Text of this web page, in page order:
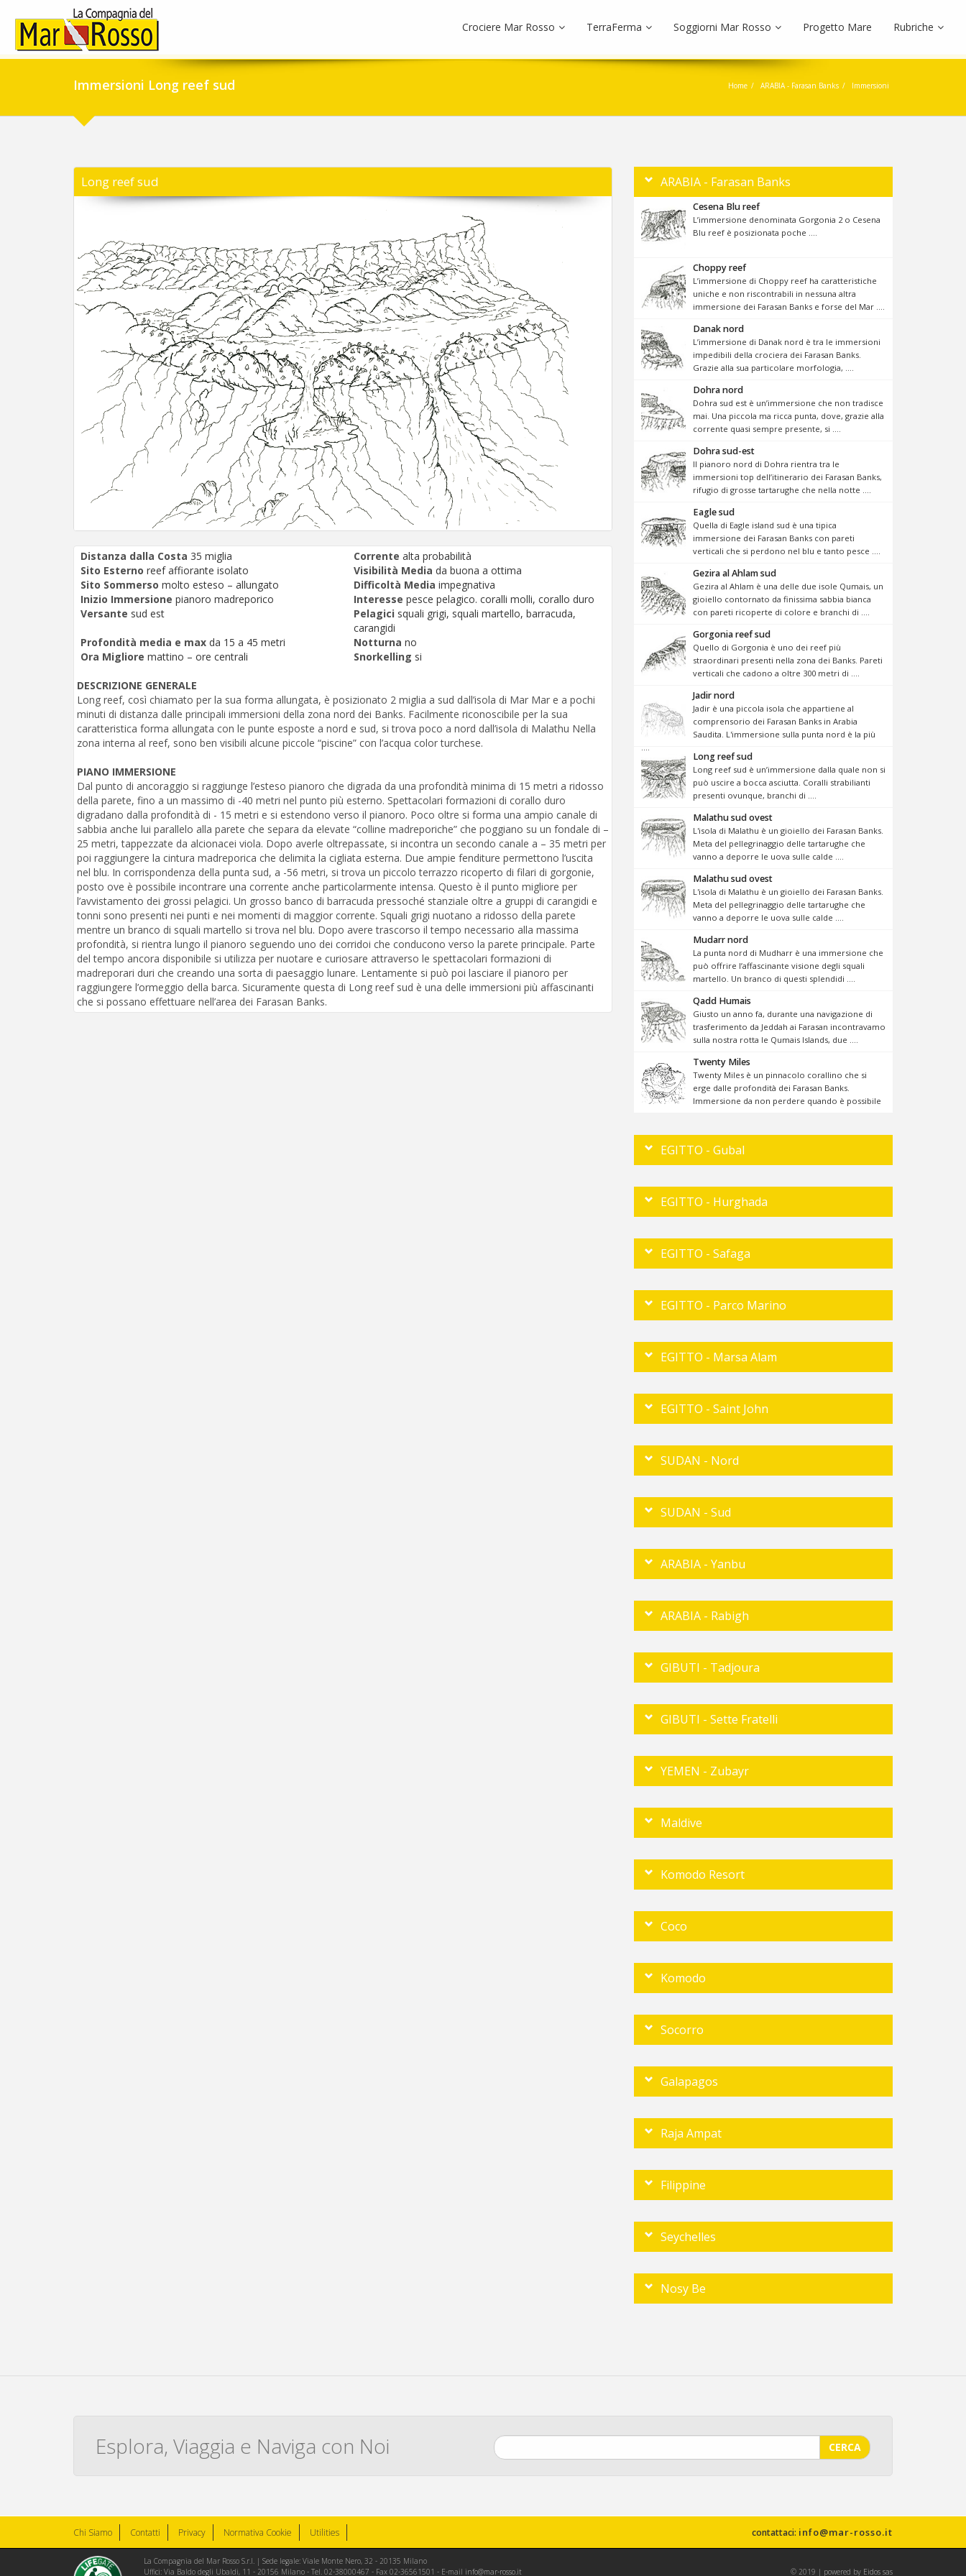
Crociere Mar Rosso TerraFerma Soggiorni Mar Rosso Progetto Mare Rubriche
Immersioni Long reef sud Home ARABIA - Farasan Banks Immersioni
Long reef sud
Distanza dalla Costa 35 miglia Corrente alta probabilità
Sito Esterno reef affiorante isolato Visibilità Media da buona a ottima
Sito Sommerso molto esteso – allungato Difficoltà Media impegnativa
Inizio Immersione pianoro madreporico Interesse pesce pelagico. coralli molli, corallo duro
Versante sud est Pelagici squali grigi, squali martello, barracuda,
carangidi
Profondità media e max da 15 a 45 metri Notturna no
Ora Migliore mattino – ore centrali Snorkelling si
DESCRIZIONE GENERALE
Long reef, così chiamato per la sua forma allungata, è posizionato 2 miglia a sud dall’isola di Mar Mar e a pochi
minuti di distanza dalle principali immersioni della zona nord dei Banks. Facilmente riconoscibile per la sua
caratteristica forma allungata con le punte esposte a nord e sud, si trova poco a nord dall’isola di Malathu Nella
zona interna al reef, sono ben visibili alcune piccole “piscine” con l’acqua color turchese.
PIANO IMMERSIONE
Dal punto di ancoraggio si raggiunge l’esteso pianoro che digrada da una profondità minima di 15 metri a ridosso
della parete, fino a un massimo di -40 metri nel punto più esterno. Spettacolari formazioni di corallo duro
digradano dalla profondità di - 15 metri e si estendono verso il pianoro. Poco oltre si forma una ampio canale di
sabbia anche lui parallelo alla parete che separa da elevate “colline madreporiche” che poggiano su un fondale di –
25 metri, tappezzate da alcionacei viola. Dopo averle oltrepassate, si incontra un secondo canale a – 35 metri per
poi raggiungere la cintura madreporica che delimita la cigliata esterna. Due ampie fenditure permettono l’uscita
nel blu. In corrispondenza della punta sud, a -56 metri, si trova un piccolo terrazzo ricoperto di filari di gorgonie,
posto ove è possibile incontrare una corrente anche particolarmente intensa. Questo è il punto migliore per
l’avvistamento dei grossi pelagici. Un grosso banco di barracuda pressoché stanziale oltre a gruppi di carangidi e
tonni sono presenti nei punti e nei momenti di maggior corrente. Squali grigi nuotano a ridosso della parete
mentre un branco di squali martello si trova nel blu. Dopo avere trascorso il tempo necessario alla massima
profondità, si rientra lungo il pianoro seguendo uno dei corridoi che conducono verso la parete principale. Parte
del tempo ancora disponibile si utilizza per nuotare e curiosare attraverso le spettacolari formazioni di
madreporari duri che creando una sorta di paesaggio lunare. Lentamente si può poi lasciare il pianoro per
raggiungere l’ormeggio della barca. Sicuramente questa di Long reef sud è una delle immersioni più affascinanti
che si possano effettuare nell’area dei Farasan Banks.
ARABIA - Farasan Banks
Cesena Blu reef
L’immersione denominata Gorgonia 2 o Cesena
Blu reef è posizionata poche ....
Choppy reef
L’immersione di Choppy reef ha caratteristiche
uniche e non riscontrabili in nessuna altra
immersione dei Farasan Banks e forse del Mar ....
Danak nord
L’immersione di Danak nord è tra le immersioni
impedibili della crociera dei Farasan Banks.
Grazie alla sua particolare morfologia, ....
Dohra nord
Dohra sud est è un’immersione che non tradisce
mai. Una piccola ma ricca punta, dove, grazie alla
corrente quasi sempre presente, si ....
Dohra sud-est
Il pianoro nord di Dohra rientra tra le
immersioni top dell’itinerario dei Farasan Banks,
rifugio di grosse tartarughe che nella notte ....
Eagle sud
Quella di Eagle island sud è una tipica
immersione dei Farasan Banks con pareti
verticali che si perdono nel blu e tanto pesce ....
Gezira al Ahlam sud
Gezira al Ahlam è una delle due isole Qumais, un
gioiello contornato da finissima sabbia bianca
con pareti ricoperte di colore e branchi di ....
Gorgonia reef sud
Quello di Gorgonia è uno dei reef più
straordinari presenti nella zona dei Banks. Pareti
verticali che cadono a oltre 300 metri di ....
Jadir nord
Jadir è una piccola isola che appartiene al
comprensorio dei Farasan Banks in Arabia
Saudita. L'immersione sulla punta nord è la più
....
Long reef sud
Long reef sud è un’immersione dalla quale non si
può uscire a bocca asciutta. Coralli strabilianti
presenti ovunque, branchi di ....
Malathu sud ovest
L'isola di Malathu è un gioiello dei Farasan Banks.
Meta del pellegrinaggio delle tartarughe che
vanno a deporre le uova sulle calde ....
Malathu sud ovest
L'isola di Malathu è un gioiello dei Farasan Banks.
Meta del pellegrinaggio delle tartarughe che
vanno a deporre le uova sulle calde ....
Mudarr nord
La punta nord di Mudharr è una immersione che
può offrire l’affascinante visione degli squali
martello. Un branco di questi splendidi ....
Qadd Humais
Giusto un anno fa, durante una navigazione di
trasferimento da Jeddah ai Farasan incontravamo
sulla nostra rotta le Qumais Islands, due ....
Twenty Miles
Twenty Miles è un pinnacolo corallino che si
erge dalle profondità dei Farasan Banks.
Immersione da non perdere quando è possibile
EGITTO - Gubal
EGITTO - Hurghada
EGITTO - Safaga
EGITTO - Parco Marino
EGITTO - Marsa Alam
EGITTO - Saint John
SUDAN - Nord
SUDAN - Sud
ARABIA - Yanbu
ARABIA - Rabigh
GIBUTI - Tadjoura
GIBUTI - Sette Fratelli
YEMEN - Zubayr
Maldive
Komodo Resort
Coco
Komodo
Socorro
Galapagos
Raja Ampat
Filippine
Seychelles
Nosy Be
Esplora, Viaggia e Naviga con Noi CERCA
Chi Siamo Contatti Privacy Normativa Cookie Utilities contattaci: info@mar-rosso.it
La Compagnia del Mar Rosso S.r.l. | Sede legale: Viale Monte Nero, 32 - 20135 Milano
Uffici: Via Baldo degli Ubaldi, 11 - 20156 Milano - Tel. 02-38000467 - Fax 02-36561501 - E-mail info@mar-rosso.it © 2019 | powered by Eidos sas